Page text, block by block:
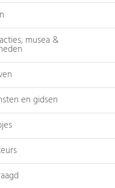
musea &
en gidsen